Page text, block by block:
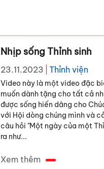
Nhịp sống Thỉnh sinh
23.11.2023 Thỉnh viện
Video này là một video đặc
muốn dành tặng cho tất cả
được sống hiến dâng cho
với Hội dòng chúng mình và
câu hỏi "Một ngày của một
ra như...
Xem thêm